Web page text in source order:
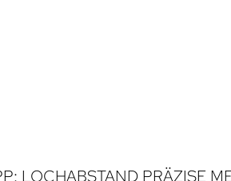
LOCHABSTAND PRÄZISE